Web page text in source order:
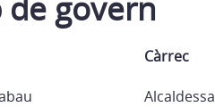
de govern
Càrrec
Alcaldessa